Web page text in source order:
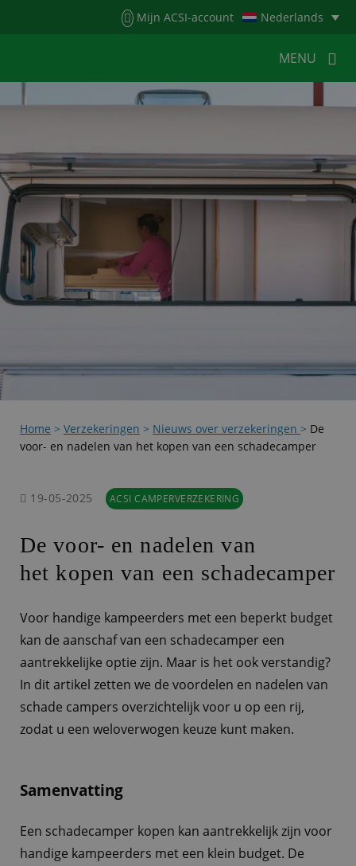
Mijn ACSI-account Nederlands
MENU
MENUMENU
HOME VOOR KAMPEERDERS
VOOR CAMPINGSKAMPEERNIEUWS
ACSI WEBSHOP WERKEN BIJ ACSI
CONTACT
Home > Verzekeringen > Nieuws over verzekeringen > De
voor- en nadelen van het kopen van een schadecamper
19-05-2025 ACSI CAMPERVERZEKERING
De voor- en nadelen van
het kopen van een schadecamper
Voor handige kampeerders met een beperkt budget
kan de aanschaf van een schadecamper een
aantrekkelijke optie zijn. Maar is het ook verstandig?
In dit artikel zetten we de voordelen en nadelen van
schade campers overzichtelijk voor u op een rij,
zodat u een weloverwogen keuze kunt maken.
Samenvatting
Een schadecamper kopen kan aantrekkelijk zijn voor
handige kampeerders met een klein budget. De